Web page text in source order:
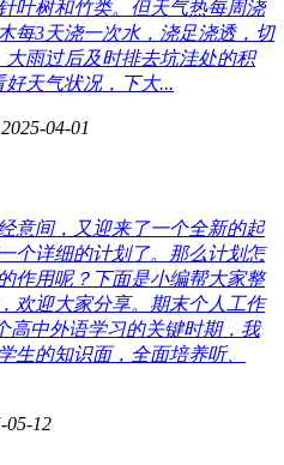
叶树和竹类。但天气热每周浇
每3天浇一次水，浇足浇透，切
雨过后及时排去坑洼处的积
天气状况，下大...
2025-04-01
意间，又迎来了一个全新的起
个详细的计划了。那么计划怎
作用呢？下面是小编帮大家整
欢迎大家分享。期末个人工作
高中外语学习的关键时期，我
生的知识面，全面培养听、
05-12